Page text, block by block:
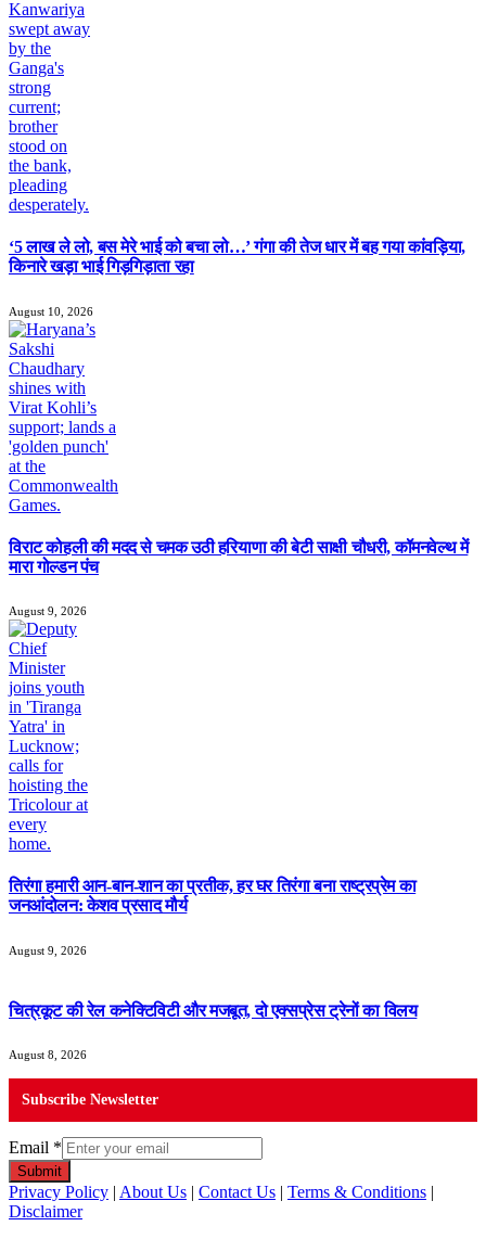
‘5 लाख ले लो, बस मेरे भाई को बचा लो…’ गंगा की तेज धार में बह गया कांवड़िया,
किनारे खड़ा भाई गिड़गिड़ाता रहा
August 10, 2026
विराट कोहली की मदद से चमक उठी हरियाणा की बेटी साक्षी चौधरी, कॉमनवेल्थ में
मारा गोल्डन पंच
August 9, 2026
तिरंगा हमारी आन-बान-शान का प्रतीक, हर घर तिरंगा बना राष्ट्रप्रेम का
जनआंदोलन: केशव प्रसाद मौर्य
August 9, 2026
चित्रकूट की रेल कनेक्टिविटी और मजबूत, दो एक्सप्रेस ट्रेनों का विलय
August 8, 2026
Subscribe Newsletter
Email *
Submit
Privacy Policy | About Us | Contact Us | Terms & Conditions |
Disclaimer